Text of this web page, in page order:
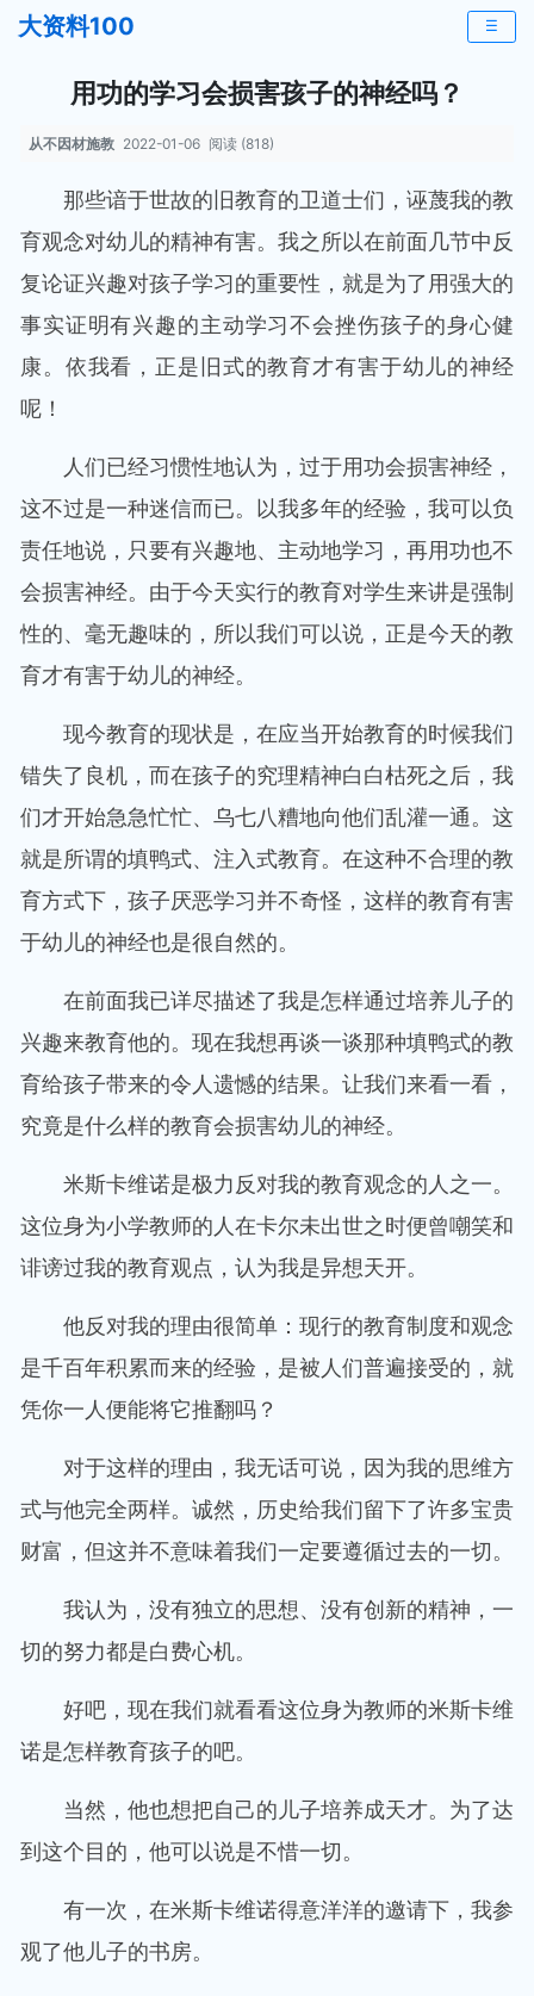
大资料100 ☰
用功的学习会损害孩子的神经吗？
从不因材施教 2022-01-06 阅读 (818)
那些谙于世故的旧教育的卫道士们，诬蔑我的教
育观念对幼儿的精神有害。我之所以在前面几节中反
复论证兴趣对孩子学习的重要性，就是为了用强大的
事实证明有兴趣的主动学习不会挫伤孩子的身心健
康。依我看，正是旧式的教育才有害于幼儿的神经
呢！
人们已经习惯性地认为，过于用功会损害神经，
这不过是一种迷信而已。以我多年的经验，我可以负
责任地说，只要有兴趣地、主动地学习，再用功也不
会损害神经。由于今天实行的教育对学生来讲是强制
性的、毫无趣味的，所以我们可以说，正是今天的教
育才有害于幼儿的神经。
现今教育的现状是，在应当开始教育的时候我们
错失了良机，而在孩子的究理精神白白枯死之后，我
们才开始急急忙忙、乌七八糟地向他们乱灌一通。这
就是所谓的填鸭式、注入式教育。在这种不合理的教
育方式下，孩子厌恶学习并不奇怪，这样的教育有害
于幼儿的神经也是很自然的。
在前面我已详尽描述了我是怎样通过培养儿子的
兴趣来教育他的。现在我想再谈一谈那种填鸭式的教
育给孩子带来的令人遗憾的结果。让我们来看一看，
究竟是什么样的教育会损害幼儿的神经。
米斯卡维诺是极力反对我的教育观念的人之一。
这位身为小学教师的人在卡尔未出世之时便曾嘲笑和
诽谤过我的教育观点，认为我是异想天开。
他反对我的理由很简单：现行的教育制度和观念
是千百年积累而来的经验，是被人们普遍接受的，就
凭你一人便能将它推翻吗？
对于这样的理由，我无话可说，因为我的思维方
式与他完全两样。诚然，历史给我们留下了许多宝贵
财富，但这并不意味着我们一定要遵循过去的一切。
我认为，没有独立的思想、没有创新的精神，一
切的努力都是白费心机。
好吧，现在我们就看看这位身为教师的米斯卡维
诺是怎样教育孩子的吧。
当然，他也想把自己的儿子培养成天才。为了达
到这个目的，他可以说是不惜一切。
有一次，在米斯卡维诺得意洋洋的邀请下，我参
观了他儿子的书房。